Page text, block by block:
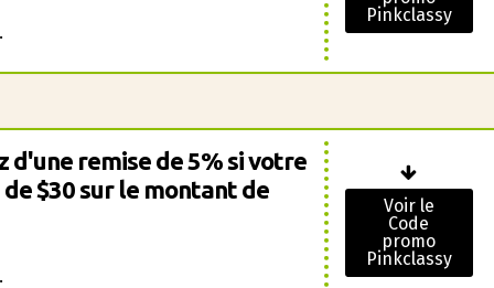
Pinkclassy
d'une remise de 5% si votre
$30 sur le montant de
Voir le
Code
promo
Pinkclassy